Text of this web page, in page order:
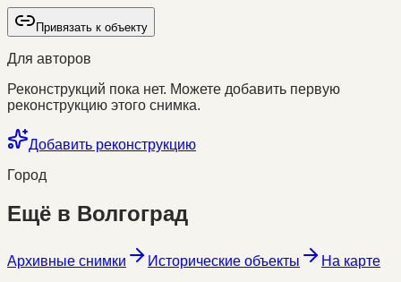
Привязать к объекту
Для авторов
Реконструкций пока нет. Можете добавить первую
реконструкцию этого снимка.
Добавить реконструкцию
Город
Ещё в Волгоград
Архивные снимки Исторические объекты На карте